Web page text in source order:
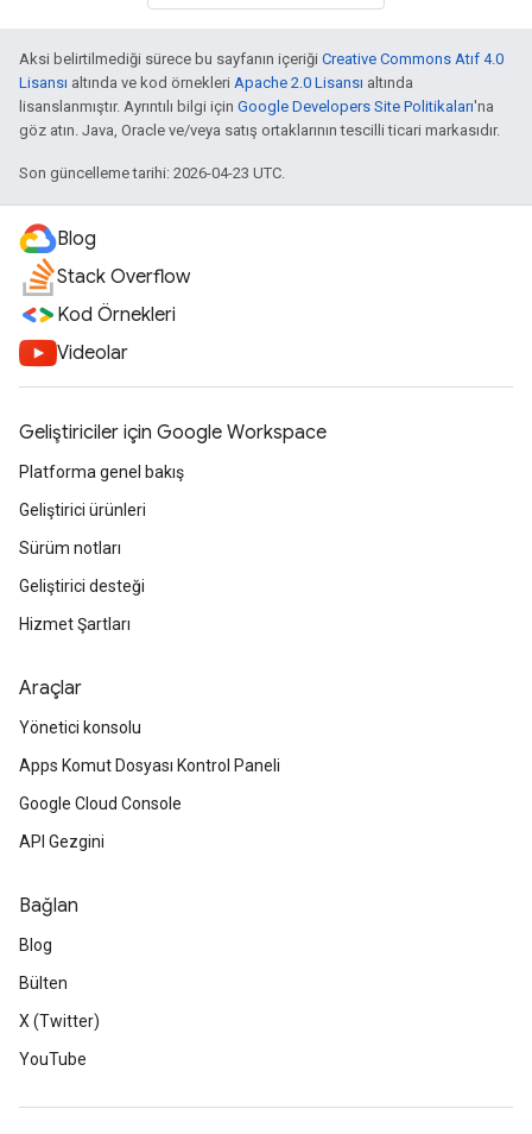
Aksi belirtilmediği sürece bu sayfanın içeriği Creative Commons Atıf 4.0
Lisansı altında ve kod örnekleri Apache 2.0 Lisansı altında
lisanslanmıştır. Ayrıntılı bilgi için Google Developers Site Politikaları'na
göz atın. Java, Oracle ve/veya satış ortaklarının tescilli ticari markasıdır.
Son güncelleme tarihi: 2026-04-23 UTC.
Blog
Stack Overflow
Kod Örnekleri
Videolar
Geliştiriciler için Google Workspace
Platforma genel bakış
Geliştirici ürünleri
Sürüm notları
Geliştirici desteği
Hizmet Şartları
Araçlar
Yönetici konsolu
Apps Komut Dosyası Kontrol Paneli
Google Cloud Console
API Gezgini
Bağlan
Blog
Bülten
X (Twitter)
YouTube